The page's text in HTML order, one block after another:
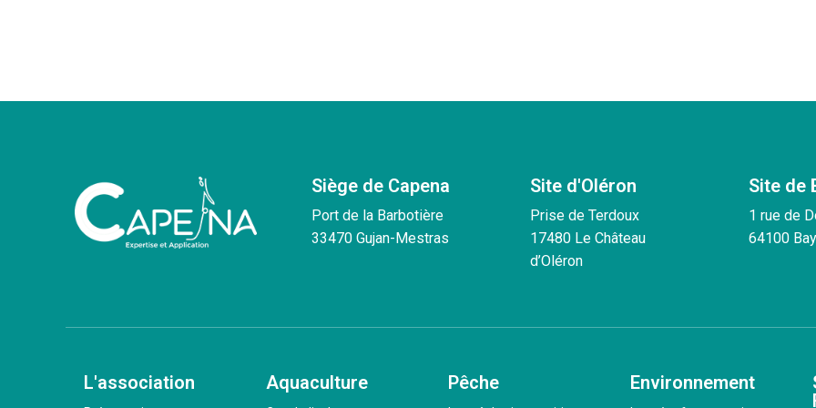
Siège de Capena
Port de la Barbotière
33470 Gujan-Mestras
Site d'Oléron
Prise de Terdoux
17480 Le Château
d’Oléron
Site de
1 rue de
64100
L'association Aquaculture Pêche Environnement